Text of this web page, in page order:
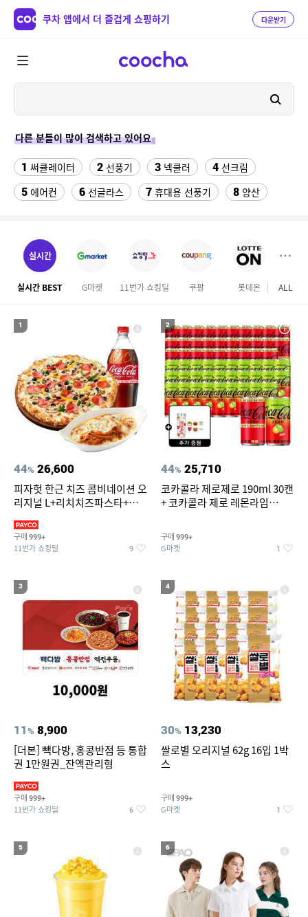
쿠차 앱에서 더 즐겁게 쇼핑하기 다운받기
다른 분들이 많이 검색하고 있어요
1 써큘레이터 2 선풍기 3 넥쿨러 4 선크림
5 에어컨 6 선글라스 7 휴대용 선풍기 8 양산
11 실외기없는 에어컨
13 라이트라이드 360 차량햇빛가리개
16 성인용세발자전거중고 17 여성댄스복 18 벤츠S용품
위닉스 dn3e170 lwk
ALL
실시간
실시간 BEST G마켓 11번가 쇼킹딜 쿠팡 롯데온
1
44% 26,600
피자헛 한근 치즈 콤비네이션 오
리지널 L+리치치즈파스타+콜
구매 999+
11번가 쇼킹딜 9
2
44% 25,710
코카콜라 제로제로 190ml 30캔
+ 코카콜라 제로 레몬라임
티커 세트
구매 999+
G마켓 1
3
11% 8,900
[더본] 빽다방, 홍콩반점 등 통합
권 1만원권_잔액관리형
구매 999+
11번가 쇼킹딜 6
4
30% 13,230
쌀로별 오리지널 62g 16입 1박
스
구매 999+
G마켓 1
5 6